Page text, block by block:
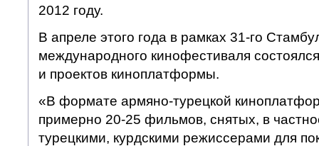
2012 году.
В апреле этого года в рамках 31-го
международного кинофестиваля
и проектов киноплатформы.
«В формате армяно-турецкой
примерно 20-25 фильмов, снятых, в
турецкими, курдскими режиссерами для